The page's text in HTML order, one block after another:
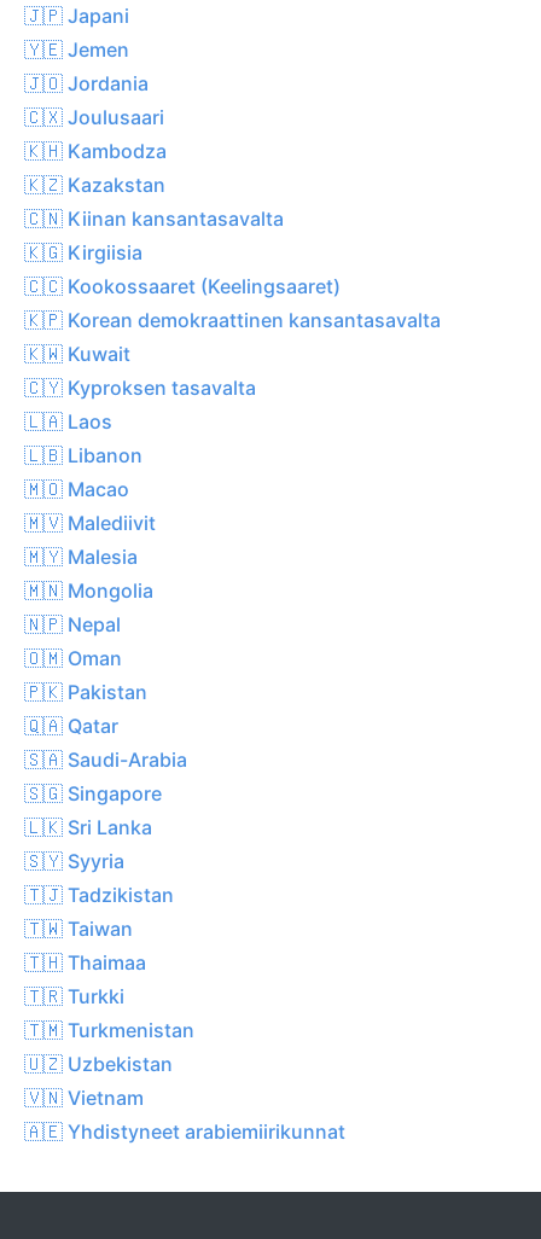
🇯🇵 Japani
🇾🇪 Jemen
🇯🇴 Jordania
🇨🇽 Joulusaari
🇰🇭 Kambodza
🇰🇿 Kazakstan
🇨🇳 Kiinan kansantasavalta
🇰🇬 Kirgiisia
🇨🇨 Kookossaaret (Keelingsaaret)
🇰🇵 Korean demokraattinen kansantasavalta
🇰🇼 Kuwait
🇨🇾 Kyproksen tasavalta
🇱🇦 Laos
🇱🇧 Libanon
🇲🇴 Macao
🇲🇻 Malediivit
🇲🇾 Malesia
🇲🇳 Mongolia
🇳🇵 Nepal
🇴🇲 Oman
🇵🇰 Pakistan
🇶🇦 Qatar
🇸🇦 Saudi-Arabia
🇸🇬 Singapore
🇱🇰 Sri Lanka
🇸🇾 Syyria
🇹🇯 Tadzikistan
🇹🇼 Taiwan
🇹🇭 Thaimaa
🇹🇷 Turkki
🇹🇲 Turkmenistan
🇺🇿 Uzbekistan
🇻🇳 Vietnam
🇦🇪 Yhdistyneet arabiemiirikunnat